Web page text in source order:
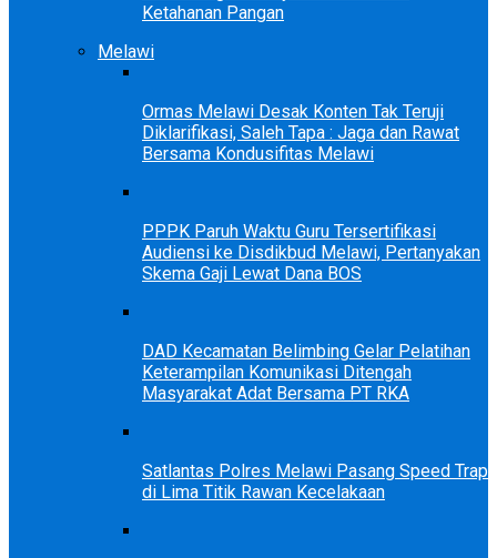
Ketahanan Pangan
Melawi
Ormas Melawi Desak Konten Tak Teruji
Diklarifikasi, Saleh Tapa : Jaga dan Rawat
Bersama Kondusifitas Melawi
PPPK Paruh Waktu Guru Tersertifikasi
Audiensi ke Disdikbud Melawi, Pertanyakan
Skema Gaji Lewat Dana BOS
DAD Kecamatan Belimbing Gelar Pelatihan
Keterampilan Komunikasi Ditengah
Masyarakat Adat Bersama PT RKA
Satlantas Polres Melawi Pasang Speed Trap
di Lima Titik Rawan Kecelakaan